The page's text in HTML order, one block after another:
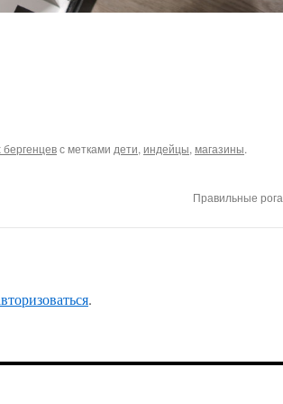
с метками дети, индейцы, магазины.
Правильные рога
.